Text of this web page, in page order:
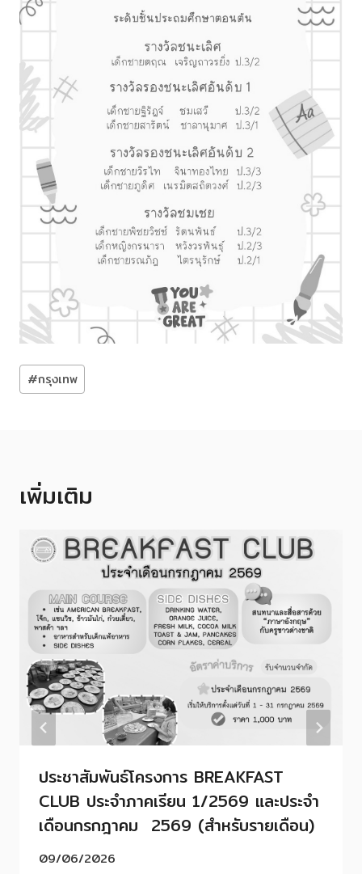
Post
Tags:
#กรุงเทพ
เพิ่มเติม
ประชาสัมพันธ์โครงการ BREAKFAST
CLUB ประจำภาคเรียน 1/2569 และประจำ
เดือนกรกฎาคม 2569 (สำหรับรายเดือน)
09/06/2026